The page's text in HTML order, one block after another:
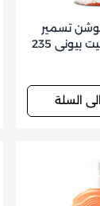
تسمير
البشرة صن سيت بيوني 235
السلة